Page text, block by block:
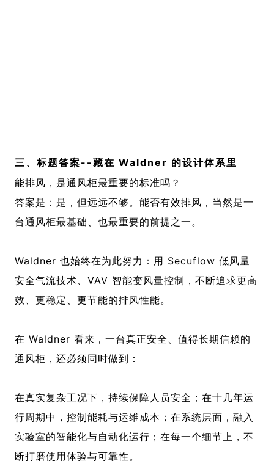
三、标题答案--藏在 Waldner 的设计体系里
能排风，是通风柜最重要的标准吗？
答案是：是，但远远不够。能否有效排风，当然是一
台通风柜最基础、也最重要的前提之一。
Waldner 也始终在为此努力：用 Secuflow 低风量
安全气流技术、VAV 智能变风量控制，不断追求更高
效、更稳定、更节能的排风性能。
在 Waldner 看来，一台真正安全、值得长期信赖的
通风柜， 还必须同时做到：
在真实复杂工况下，持续保障人员安全；在十几年运
行周期中，控制能耗与运维成本；在系统层面，融入
实验室的智能化与自动化运行；在每一个细节上，不
断打磨使用体验与可靠性。